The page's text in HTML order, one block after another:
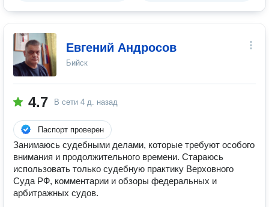
Евгений Андросов
Бийск
4.7 В сети 4 д. назад
Паспорт проверен
Занимаюсь судебными делами, которые требуют особого
внимания и продолжительного времени. Стараюсь
использовать только судебную практику Верховного
Суда РФ, комментарии и обзоры федеральных и
арбитражных судов.